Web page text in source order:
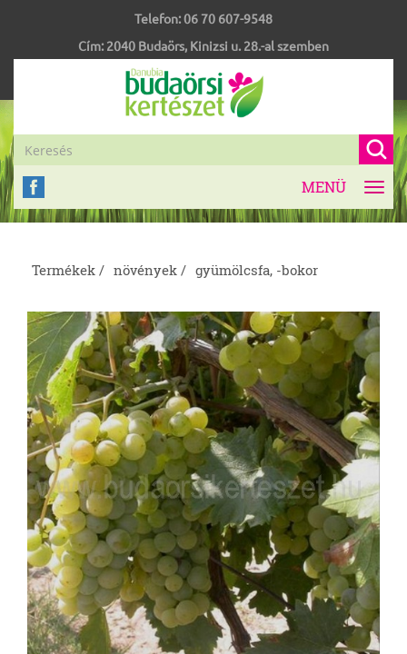
Telefon:06 70 607-9548
Cím: 2040 Budaörs, Kinizsi u. 28.-al szemben
MENÜ
Termékek / növények / gyümölcsfa, -bokor